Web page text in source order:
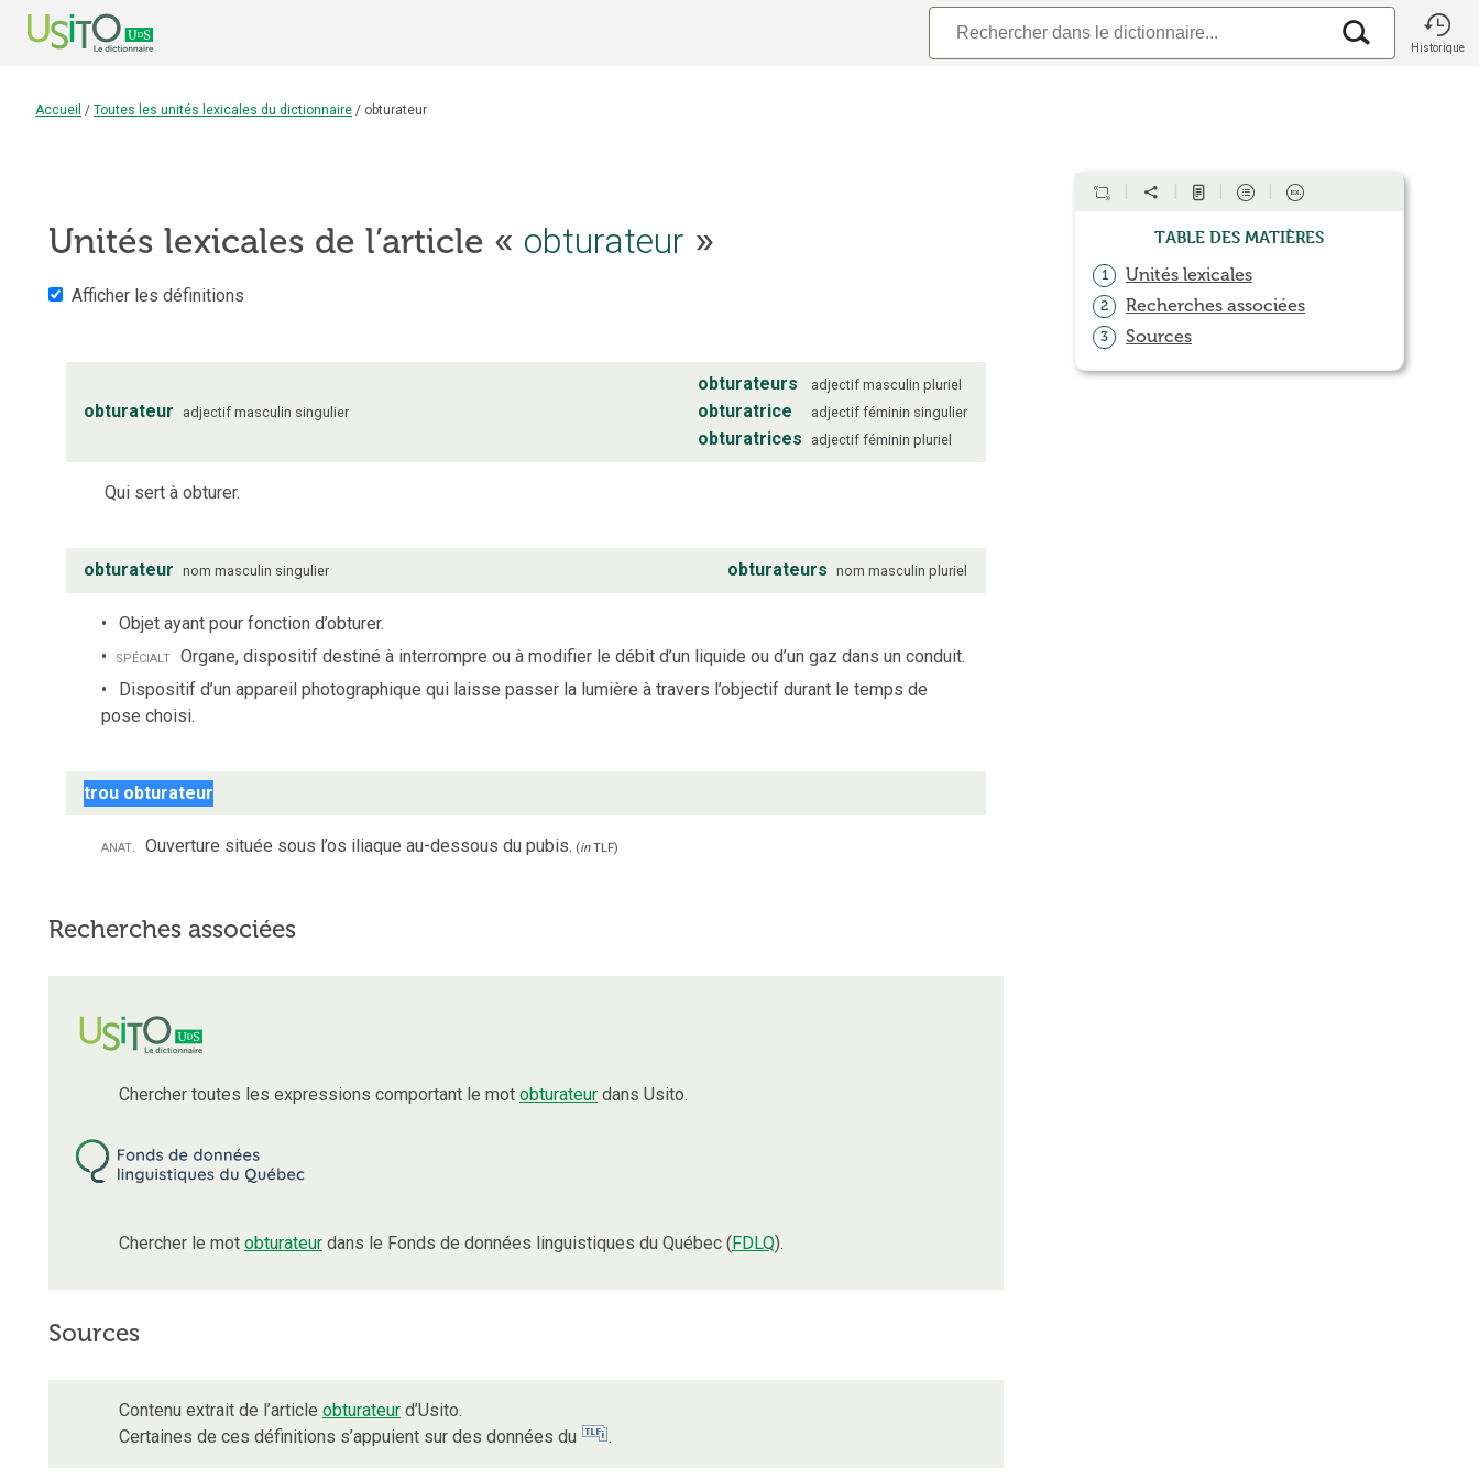
Historique
Accueil / Toutes les unités lexicales du dictionnaire / obturateur
Unités lexicales de l’article « obturateur »
Afficher les définitions
obturateur adjectif masculin singulier
obturateurs adjectif masculin pluriel
obturatrice adjectif féminin singulier
obturatrices adjectif féminin pluriel
Qui sert à obturer.
obturateur nom masculin singulier obturateurs nom masculin pluriel
Objet ayant pour fonction d’obturer.
spécialt Organe, dispositif destiné à interrompre ou à modifier le débit d’un liquide ou d’un gaz dans un conduit.
Dispositif d’un appareil photographique qui laisse passer la lumière à travers l’objectif durant le temps de
pose choisi.
trou obturateur
anat. Ouverture située sous l’os iliaque au-dessous du pubis. (inTLF)
Recherches associées
Chercher toutes les expressions comportant le mot obturateur dans Usito.
Chercher le mot obturateur dans le Fonds de données linguistiques du Québec (FDLQ).
Sources
Contenu extrait de l’article obturateur d’Usito.
Certaines de ces définitions s’appuient sur des données du
.
Table des matières
1 Unités lexicales
2 Recherches associées
3 Sources